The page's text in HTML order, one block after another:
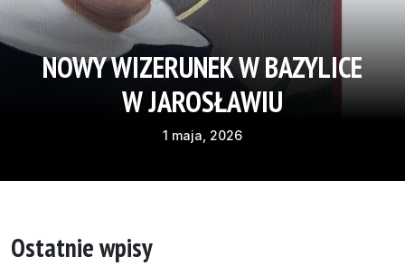
NOWY WIZERUNEK W BAZYLICE
W JAROSŁAWIU
1 maja, 2026
Ostatnie wpisy